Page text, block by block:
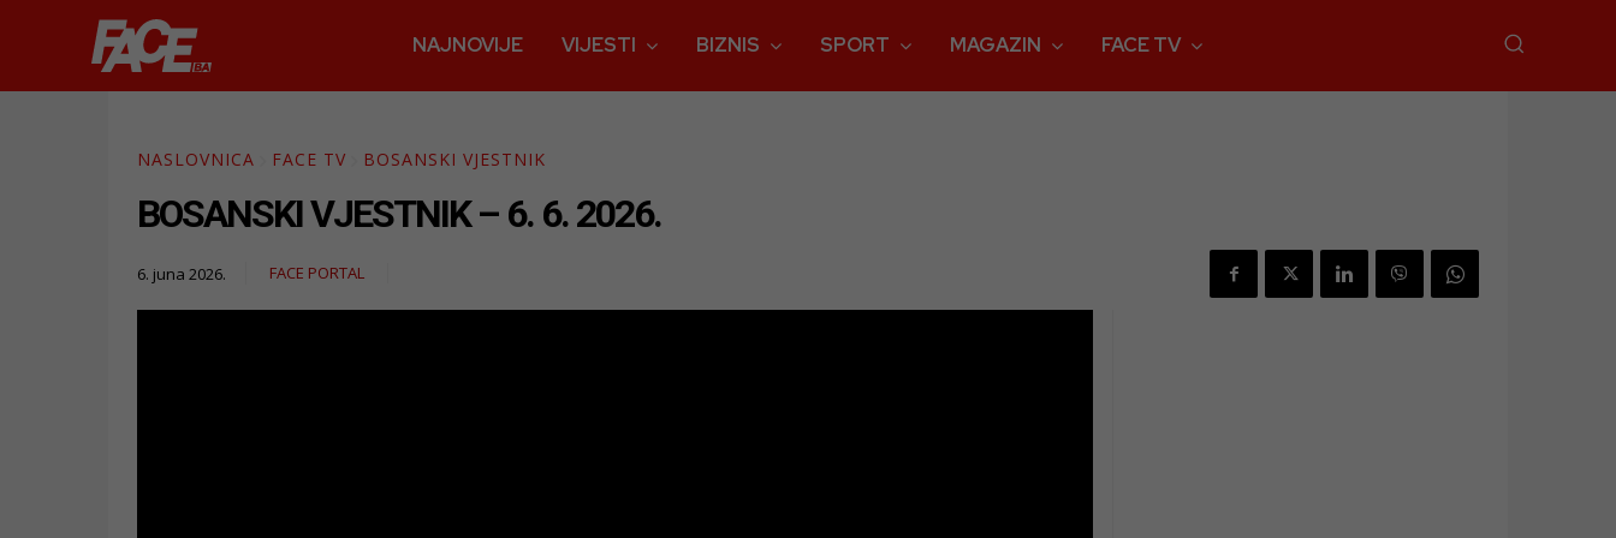
NAJNOVIJE VIJESTI BIZNIS SPORT MAGAZIN FACE TV
NASLOVNICA FACE TV BOSANSKI VJESTNIK
BOSANSKI VJESTNIK – 6. 6. 2026.
6. juna 2026. FACE PORTAL